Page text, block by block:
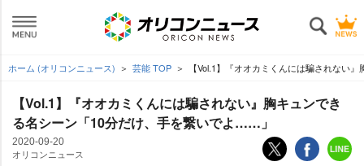
ホーム (オリコンニュース) 芸能 TOP 【Vol.1】『オオカミくんには騙されない
【Vol.1】『オオカミくんには騙されない』胸キュンでき
る名シーン「10分だけ、手を繋いでよ……」
2020-09-20
オリコンニュース